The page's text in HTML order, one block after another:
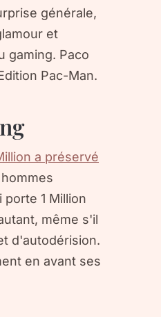
générale,
et
gaming. Paco
Pac-Man.
a préservé
1 Million
même s'il
d'autodérision.
en avant ses